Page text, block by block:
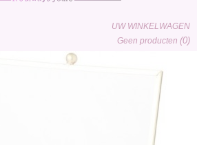
UW WINKELWAGEN
Geen producten (0)